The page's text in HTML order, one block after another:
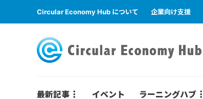
Circular Economy Hub について 企業向け支援
最新記事 イベント ラーニングハブ